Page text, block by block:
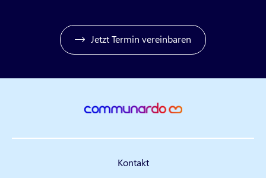
Jetzt Termin vereinbaren
Kontakt